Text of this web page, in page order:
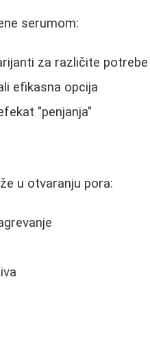
serumom:
za različite potrebe
efikasna opcija
"penjanja"
u otvaranju pora: